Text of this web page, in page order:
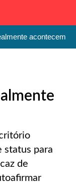
acontecem
status para
de